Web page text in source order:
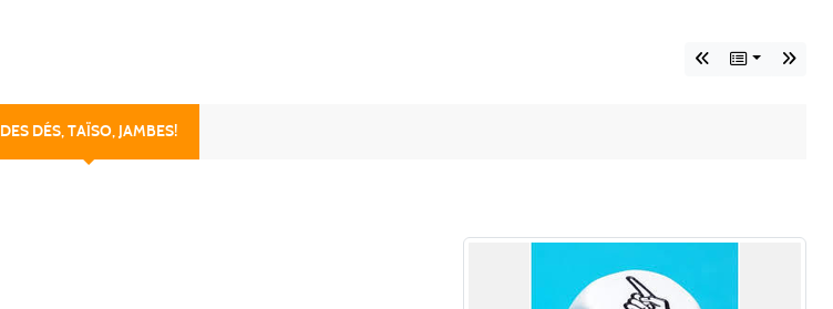
DES DÉS, TAÏSO, JAMBES!